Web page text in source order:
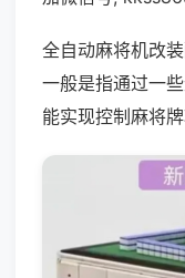
全自动麻将机改
一般是指通过一
能实现控制麻将